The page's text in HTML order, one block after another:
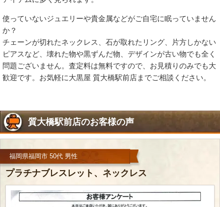
使っていないジュエリーや貴金属などがご自宅に眠っていません
か？
チェーンが切れたネックレス、石が取れたリング、片方しかない
ピアスなど、壊れた物や黒ずんだ物、デザインが古い物でも全く
問題ございません。査定料は無料ですので、お見積りのみでも大
歓迎です。お気軽に大黒屋 質大橋駅前店までご相談ください。
質大橋駅前店のお客様の声
福岡県福岡市 50代 男性
プラチナブレスレット、ネックレス